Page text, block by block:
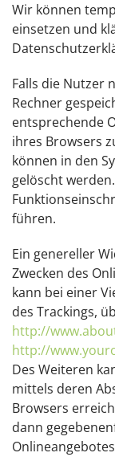
Wir können
einsetzen und
Falls die Nutzer
Rechner
entsprechende
ihres Browsers
können in den
gelöscht
führen.
Ein genereller
Zwecken des
kann bei einer
des Trackings,
http://
http://
Des Weiteren
mittels deren
Browsers
dann